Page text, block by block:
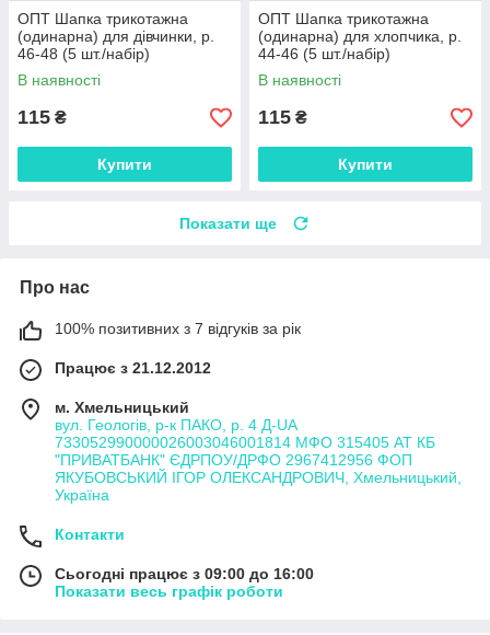
ОПТ Шапка трикотажна
(одинарна) для дівчинки, р.
46-48 (5 шт./набір)
В наявності
115 ₴
Купити
ОПТ Шапка трикотажна
(одинарна) для хлопчика, р.
44-46 (5 шт./набір)
В наявності
115 ₴
Купити
Показати ще
Про нас
100% позитивних з 7 відгуків за рік
Працює з 21.12.2012
м. Хмельницький
вул. Геологів, р-к ПАКО, р. 4 Д-UA
733052990000026003046001814 МФО 315405 АТ КБ
"ПРИВАТБАНК" ЄДРПОУ/ДРФО 2967412956 ФОП
ЯКУБОВСЬКИЙ ІГОР ОЛЕКСАНДРОВИЧ, Хмельницький,
Україна
Контакти
Сьогодні працює з 09:00 до 16:00
Показати весь графік роботи